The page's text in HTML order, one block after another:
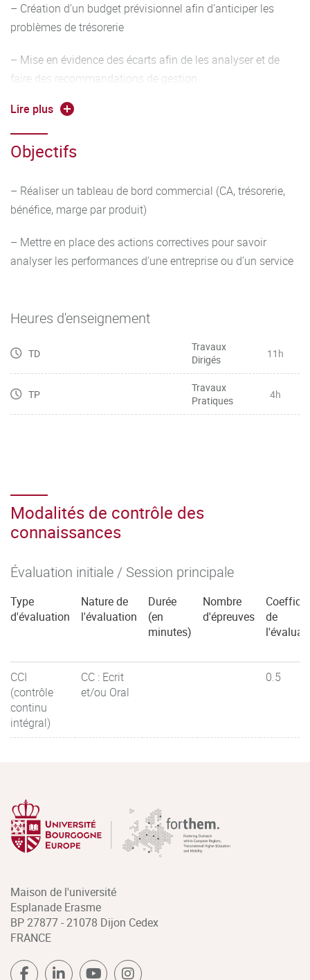
– Création d’un budget prévisionnel afin d’anticiper les
problèmes de trésorerie
– Mise en évidence des écarts afin de les analyser et de
faire des recommandations de gestion
– Mesure et évaluation de l’impact d’une future décision de
gestion
Lire plus
Objectifs
– Réaliser un tableau de bord commercial (CA, trésorerie,
bénéfice, marge par produit)
– Mettre en place des actions correctives pour savoir
analyser les performances d’une entreprise ou d’un service
Heures d'enseignement
TD
Travaux
Dirigés
11h
TP
Travaux
Pratiques
4h
Modalités de contrôle des
connaissances
Évaluation initiale / Session principale
Type
d'évaluation
Nature de
l'évaluation
Durée
(en
minutes)
Nombre
d'épreuves
de
CCI
(contrôle
continu
intégral)
CC : Ecrit
et/ou Oral
0.5
Maison de l'université
Esplanade Erasme
BP 27877 - 21078 Dijon Cedex
FRANCE